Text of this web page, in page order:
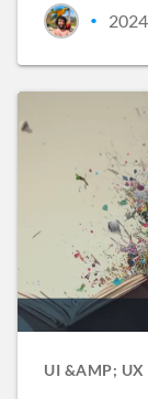
•
UI &AMP; UX